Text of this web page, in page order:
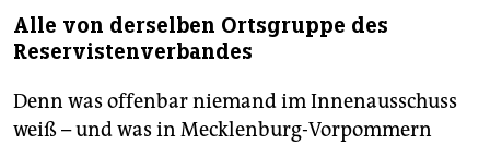
Alle von derselben Ortsgruppe des
Reservistenverbandes
Denn was offenbar niemand im Innenausschuss
weiß – und was in Mecklenburg-Vorpommern